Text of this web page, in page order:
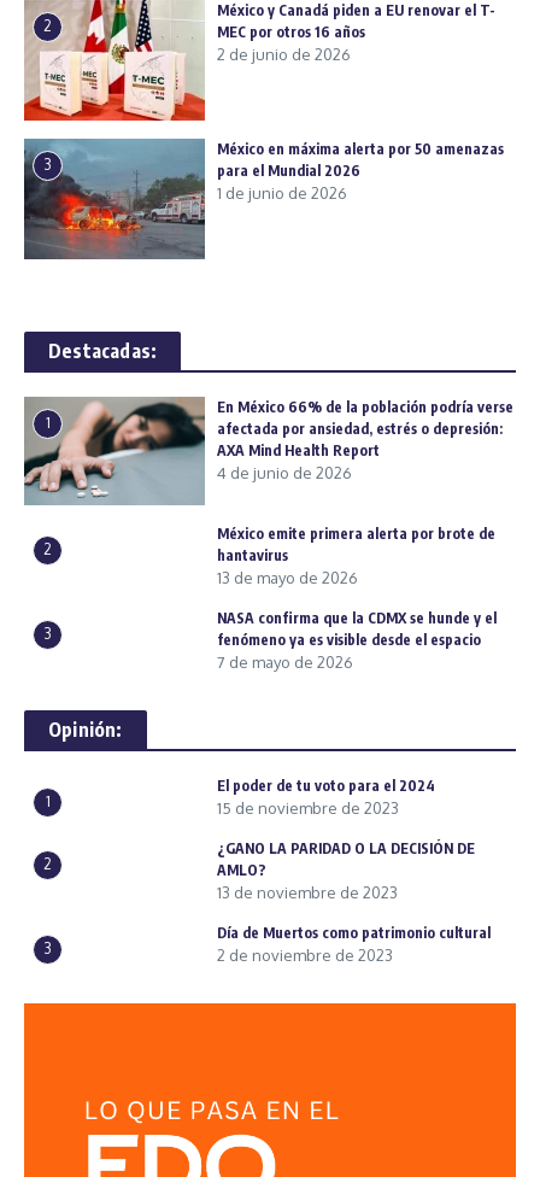
2
México y Canadá piden a EU renovar el T-
MEC por otros 16 años
2 de junio de 2026
3
México en máxima alerta por 50 amenazas
para el Mundial 2026
1 de junio de 2026
Destacadas:
1
En México 66% de la población podría verse
afectada por ansiedad, estrés o depresión:
AXA Mind Health Report
4 de junio de 2026
2
México emite primera alerta por brote de
hantavirus
13 de mayo de 2026
3
NASA confirma que la CDMX se hunde y el
fenómeno ya es visible desde el espacio
7 de mayo de 2026
Opinión:
1
El poder de tu voto para el 2024
15 de noviembre de 2023
2
¿GANO LA PARIDAD O LA DECISIÓN DE
AMLO?
13 de noviembre de 2023
3
Día de Muertos como patrimonio cultural
2 de noviembre de 2023